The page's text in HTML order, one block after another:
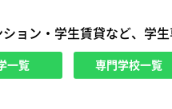
ョン・学生賃貸など、学
一覧 専門学校一覧